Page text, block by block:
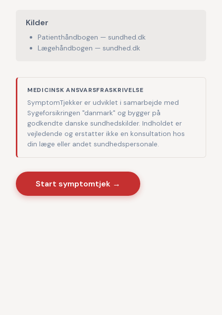
Kilder
Patienthåndbogen — sundhed.dk
Lægehåndbogen — sundhed.dk
MEDICINSK ANSVARSFRASKRIVELSE
SymptomTjekker er udviklet i samarbejde med
Sygeforsikringen "danmark" og bygger på
godkendte danske sundhedskilder. Indholdet er
vejledende og erstatter ikke en konsultation hos
din læge eller andet sundhedspersonale.
Start symptomtjek →